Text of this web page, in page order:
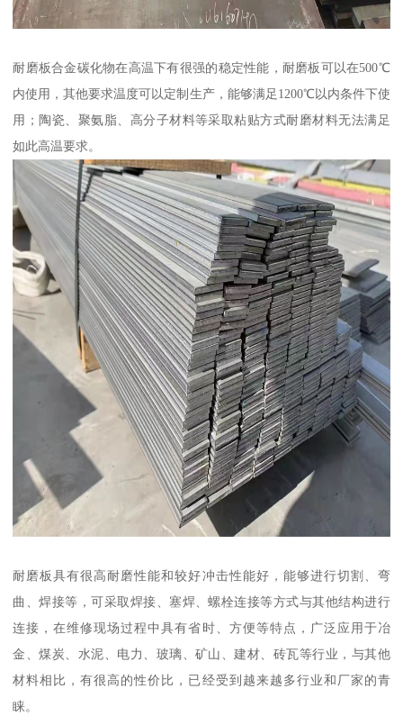
耐磨板合金碳化物在高温下有很强的稳定性能，耐磨板可以在500℃
内使用，其他要求温度可以定制生产，能够满足1200℃以内条件下使
用；陶瓷、聚氨脂、高分子材料等采取粘贴方式耐磨材料无法满足
如此高温要求。
耐磨板具有很高耐磨性能和较好冲击性能好，能够进行切割、弯
曲、焊接等，可采取焊接、塞焊、螺栓连接等方式与其他结构进行
连接，在维修现场过程中具有省时、方便等特点，广泛应用于冶
金、煤炭、水泥、电力、玻璃、矿山、建材、砖瓦等行业，与其他
材料相比，有很高的性价比，已经受到越来越多行业和厂家的青
睐。